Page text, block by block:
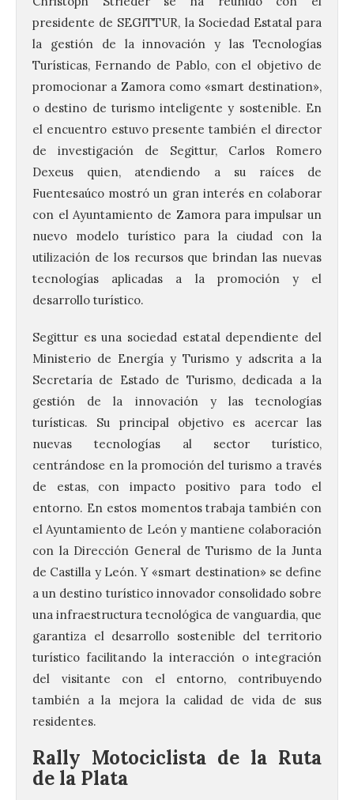
presidente de SEGITTUR, la Sociedad Estatal para
la gestión de la innovación y las Tecnologías
Turísticas, Fernando de Pablo, con el objetivo de
promocionar a Zamora como «smart destination»,
o destino de turismo inteligente y sostenible. En
el encuentro estuvo presente también el director
de investigación de Segittur, Carlos Romero
Dexeus quien, atendiendo a su raíces de
Fuentesaúco mostró un gran interés en colaborar
con el Ayuntamiento de Zamora para impulsar un
nuevo modelo turístico para la ciudad con la
utilización de los recursos que brindan las nuevas
tecnologías aplicadas a la promoción y el
desarrollo turístico.
Segittur es una sociedad estatal dependiente del
Ministerio de Energía y Turismo y adscrita a la
Secretaría de Estado de Turismo, dedicada a la
gestión de la innovación y las tecnologías
turísticas. Su principal objetivo es acercar las
nuevas tecnologías al sector turístico,
centrándose en la promoción del turismo a través
de estas, con impacto positivo para todo el
entorno. En estos momentos trabaja también con
el Ayuntamiento de León y mantiene colaboración
con la Dirección General de Turismo de la Junta
de Castilla y León. Y «smart destination» se define
a un destino turístico innovador consolidado sobre
una infraestructura tecnológica de vanguardia, que
garantiza el desarrollo sostenible del territorio
turístico facilitando la interacción o integración
del visitante con el entorno, contribuyendo
también a la mejora la calidad de vida de sus
residentes.
Rally Motociclista de la Ruta
de la Plata